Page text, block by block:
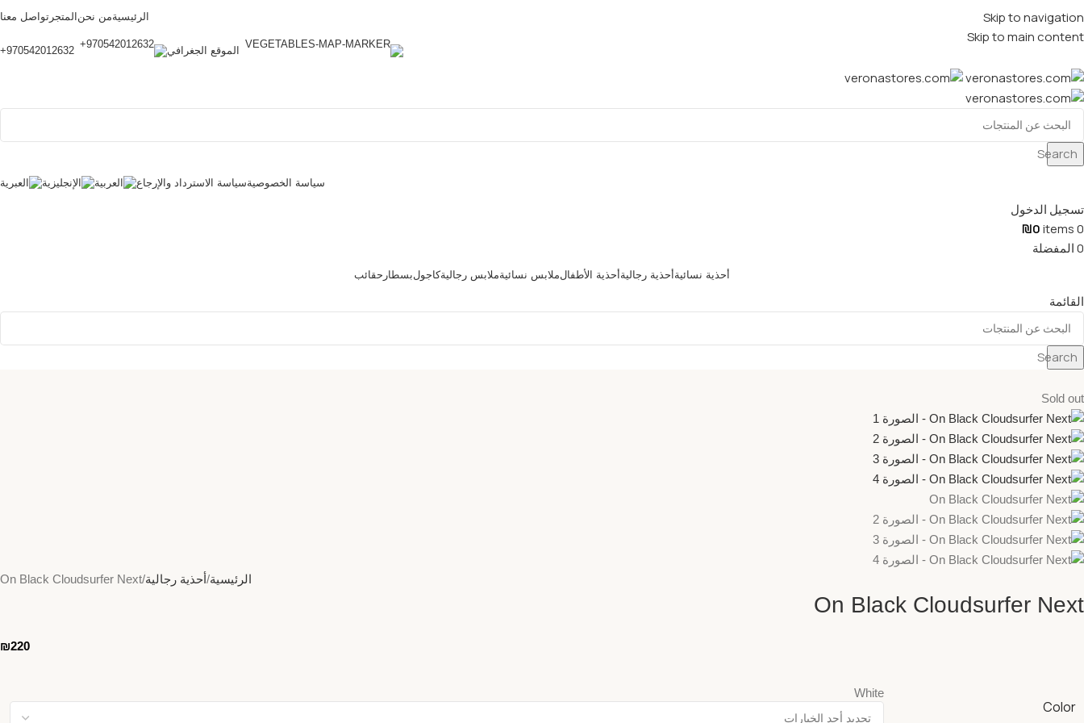
Skip to navigation
Skip to main content
الرئيسيةمن نحن المتجر تواصل معنا
الموقع الجغرافي 970542012632+
Search
سياسة الخصوصيةسياسة الاسترداد والإرجاع
تسجيل الدخول
0
items
₪0
0المفضلة
أحذية نسائية أحذية رجالية أحذية الأطفالملابس نسائيةملابس رجاليةكاجولبسطار حقائب
القائمة
Search
Sold out
الرئيسية أحذية رجالية On Black Cloudsurfer Next
On Black Cloudsurfer Next
₪220
Color
White